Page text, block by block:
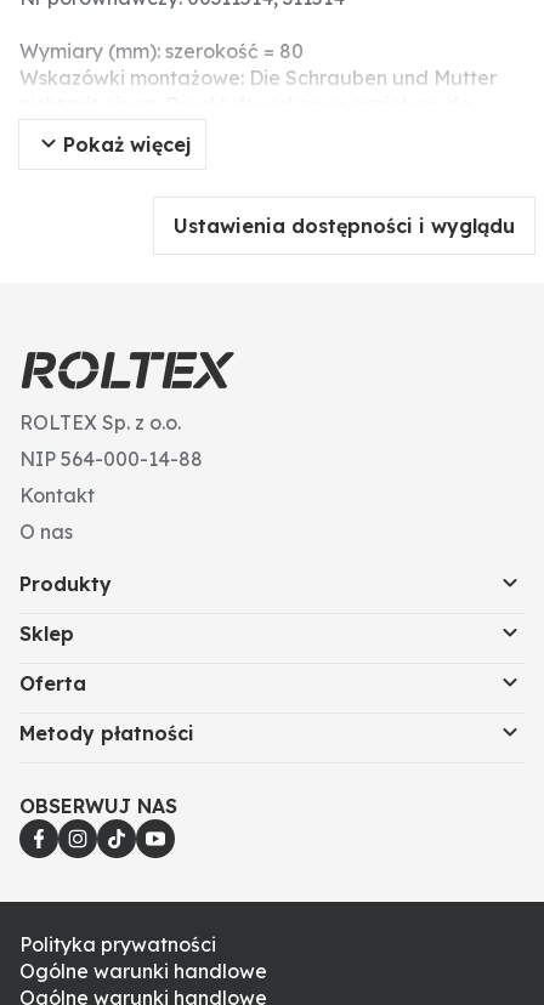
Wymiary (mm): szerokość = 80
Wskazówki montażowe: Die Schrauben und Mutter
dieses das Verschleißteil beschädigen kann
(Spannungsrisse).
Pokaż więcej
Ustawienia dostępności i wyglądu
ROLTEX Sp. z o.o.
NIP 564-000-14-88
Kontakt
O nas
Produkty
Sklep
Oferta
Metody płatności
OBSERWUJ NAS
Polityka prywatności
Ogólne warunki handlowe
Ogólne warunki handlowe